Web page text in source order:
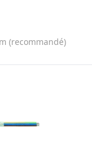
(recommandé)